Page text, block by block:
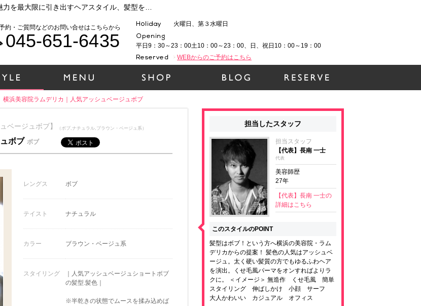
火曜日、第３水曜日
平日9：30～23：00土10：00～23：00、日、祝日10：00～19：00
WEBからのご予約はこちら
約・ご質問などのお問い合せはこちらから
045-651-6435
横浜美容院ラムデリカ｜人気アッシュベージュボブ
ベージュボブ】 （ボブ,ナチュラル,ブラウン・ベージュ系）
ボブ ボブ
レングス ボブ
テイスト ナチュラル
カラー ブラウン・ベージュ系
スタイリング
｜人気アッシュベージュショートボブ
の髪型.髪色｜
※半乾きの状態でムースを揉み込めば
担当したスタッフ
担当スタッフ
【代表】長南 一士
代表
美容師歴
27年
【代表】長南 一士の
詳細はこちら
このスタイルのPOINT
髪型はボブ！という方へ横浜の美容院・ラム
デリカからの提案！ 髪色の人気はアッシュベ
ージュ。太く硬い髪質の方でもゆるふわヘア
を演出。くせ毛風パーマをオンすればよりラ
クに。 ＜イメージ＞ 無造作 くせ毛風 簡単
スタイリング 伸ばしかけ 小顔 サーフ
大人かわいい カジュアル オフィス